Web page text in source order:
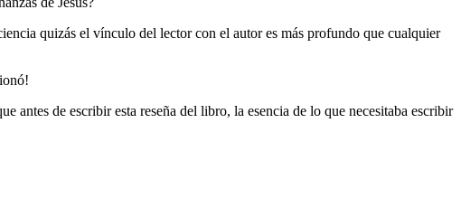
quizás el vínculo del lector con el autor es más profundo que cualquier
antes de escribir esta reseña del libro, la esencia de lo que necesitaba escribir